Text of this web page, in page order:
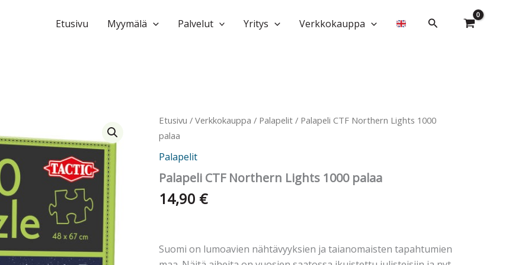
Etusivu Myymälä Palvelut Yritys Verkkokauppa Hae
Etusivu / Verkkokauppa / Palapelit / Palapeli CTF Northern Lights 1000
palaa
Palapelit
Palapeli CTF Northern Lights 1000 palaa
14,90 €
Suomi on lumoavien nähtävyyksien ja taianomaisten tapahtumien
1000